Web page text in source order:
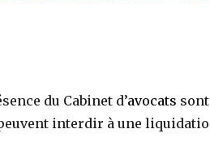
du Cabinet d’avocats sont
interdir à une